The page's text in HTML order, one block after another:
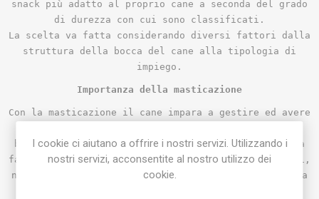
snack più adatto al proprio cane a seconda del grado
di durezza con cui sono classificati.
La scelta va fatta considerando diversi fattori dalla
struttura della bocca del cane alla tipologia di
impiego.
Importanza della masticazione
Con la masticazione il cane impara a gestire ed avere
bocca. La bocca infatti viene utilizzata durante la
fase di esplorazione e sperimentazione degli oggetti,
nuove superfici, e utilizzo di questo canale diventa
I cookie ci aiutano a offrire i nostri servizi. Utilizzando i
nostri servizi, acconsentite al nostro utilizzo dei
cookie.